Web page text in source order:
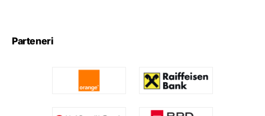
Parteneri